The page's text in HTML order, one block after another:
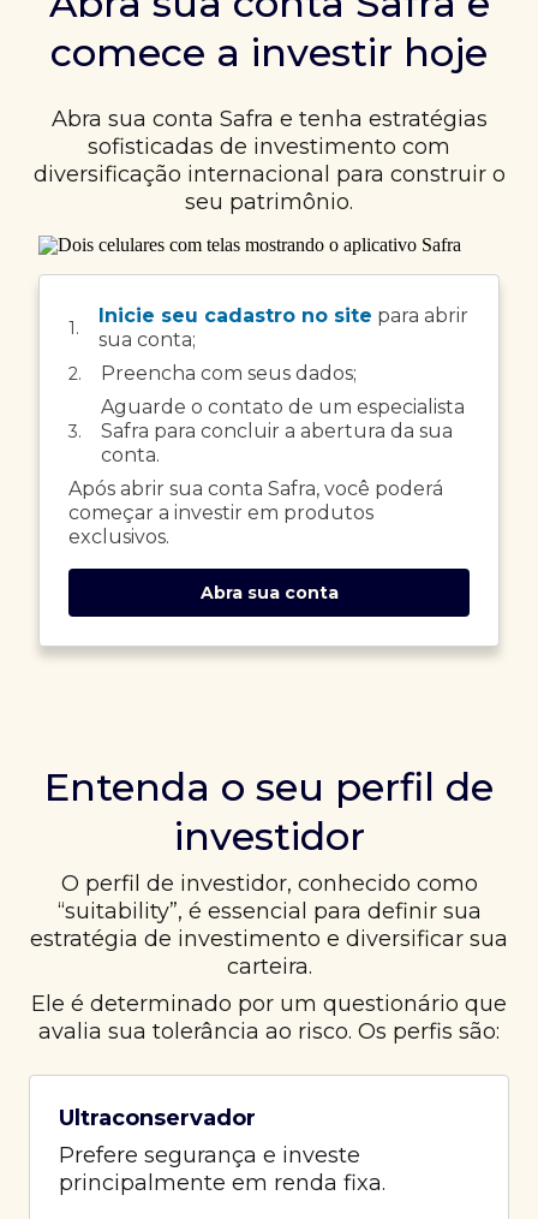
comece a investir hoje
Abra sua conta Safra e tenha estratégias
sofisticadas de investimento com
diversificação internacional para construir o
seu patrimônio.
1.
Inicie seu cadastro no site para abrir
sua conta;
2. Preencha com seus dados;
3.
Aguarde o contato de um especialista
Safra para concluir a abertura da sua
conta.
Após abrir sua conta Safra, você poderá
começar a investir em produtos
exclusivos.
Abra sua conta
Entenda o seu perfil de
investidor
O perfil de investidor, conhecido como
“suitability”, é essencial para definir sua
estratégia de investimento e diversificar sua
carteira.
Ele é determinado por um questionário que
avalia sua tolerância ao risco. Os perfis são:
Ultraconservador
Prefere segurança e investe
principalmente em renda fixa.